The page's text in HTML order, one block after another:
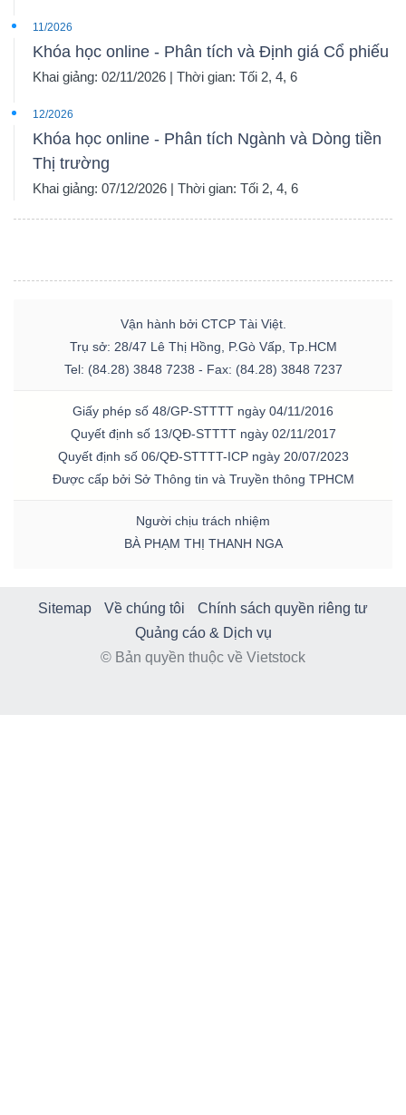
11/2026
Khóa học online - Phân tích và Định giá Cổ phiếu
Khai giảng: 02/11/2026 | Thời gian: Tối 2, 4, 6
12/2026
Khóa học online - Phân tích Ngành và Dòng tiền
Thị trường
Khai giảng: 07/12/2026 | Thời gian: Tối 2, 4, 6
Vận hành bởi CTCP Tài Việt.
Trụ sở: 28/47 Lê Thị Hồng, P.Gò Vấp, Tp.HCM
Tel: (84.28) 3848 7238 - Fax: (84.28) 3848 7237
Giấy phép số 48/GP-STTTT ngày 04/11/2016
Quyết định số 13/QĐ-STTTT ngày 02/11/2017
Quyết định số 06/QĐ-STTTT-ICP ngày 20/07/2023
Được cấp bởi Sở Thông tin và Truyền thông TPHCM
Người chịu trách nhiệm
BÀ PHẠM THỊ THANH NGA
Sitemap Về chúng tôi
Chính sách quyền riêng tư
Quảng cáo & Dịch vụ
© Bản quyền thuộc về Vietstock